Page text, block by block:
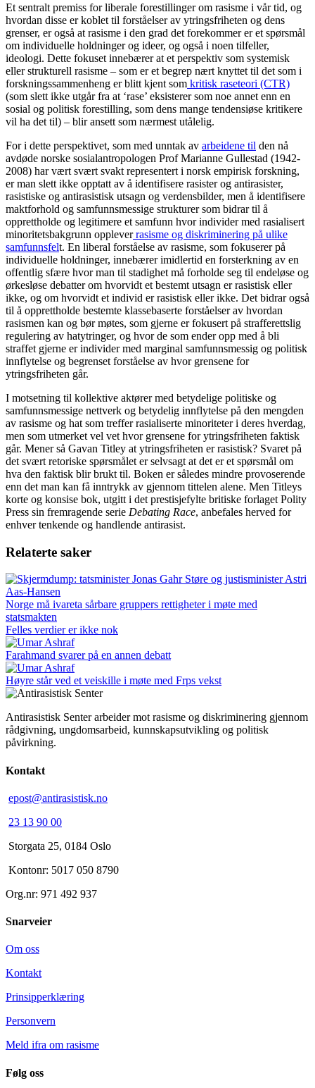
Et sentralt premiss for liberale forestillinger om rasisme i vår tid, og
hvordan disse er koblet til forståelser av ytringsfriheten og dens
grenser, er også at rasisme i den grad det forekommer er et spørsmål
om individuelle holdninger og ideer, og også i noen tilfeller,
ideologi. Dette fokuset innebærer at et perspektiv som systemisk
eller strukturell rasisme – som er et begrep nært knyttet til det som i
forskningssammenheng er blitt kjent som kritisk raseteori (CTR)
(som slett ikke utgår fra at ‘rase’ eksisterer som noe annet enn en
sosial og politisk forestilling, som dens mange tendensiøse kritikere
vil ha det til) – blir ansett som nærmest utålelig.
For i dette perspektivet, som med unntak av arbeidene til den nå
avdøde norske sosialantropologen Prof Marianne Gullestad (1942-
2008) har vært svært svakt representert i norsk empirisk forskning,
er man slett ikke opptatt av å identifisere rasister og antirasister,
rasistiske og antirasistisk utsagn og verdensbilder, men å identifisere
maktforhold og samfunnsmessige strukturer som bidrar til å
opprettholde og legitimere et samfunn hvor individer med rasialisert
minoritetsbakgrunn oppleverrasisme og diskriminering på ulike
samfunnsfelt. En liberal forståelse av rasisme, som fokuserer på
individuelle holdninger, innebærer imidlertid en forsterkning av en
offentlig sfære hvor man til stadighet må forholde seg til endeløse og
ørkesløse debatter om hvorvidt et bestemt utsagn er rasistisk eller
ikke, og om hvorvidt et individ er rasistisk eller ikke. Det bidrar også
til å opprettholde bestemte klassebaserte forståelser av hvordan
rasismen kan og bør møtes, som gjerne er fokusert på strafferettslig
regulering av hatytringer, og hvor de som ender opp med å bli
straffet gjerne er individer med marginal samfunnsmessig og politisk
innflytelse og begrenset forståelse av hvor grensene for
ytringsfriheten går.
I motsetning til kollektive aktører med betydelige politiske og
samfunnsmessige nettverk og betydelig innflytelse på den mengden
av rasisme og hat som treffer rasialiserte minoriteter i deres hverdag,
men som utmerket vel vet hvor grensene for ytringsfriheten faktisk
går. Mener så Gavan Titley at ytringsfriheten er rasistisk? Svaret på
det svært retoriske spørsmålet er selvsagt at det er et spørsmål om
hva den faktisk blir brukt til. Boken er således mindre provoserende
enn det man kan få inntrykk av gjennom tittelen alene. Men Titleys
korte og konsise bok, utgitt i det prestisjefylte britiske forlaget Polity
Press sin fremragende serie Debating Race, anbefales herved for
enhver tenkende og handlende antirasist.
Relaterte saker
Norge må ivareta sårbare gruppers rettigheter i møte med
statsmakten
Felles verdier er ikke nok
Farahmand svarer på en annen debatt
Høyre står ved et veiskille i møte med Frps vekst
Antirasistisk Senter arbeider mot rasisme og diskriminering gjennom
rådgivning, ungdomsarbeid, kunnskapsutvikling og politisk
påvirkning.
Kontakt
epost@antirasistisk.no
23 13 90 00
Storgata 25, 0184 Oslo
Kontonr: 5017 050 8790
Org.nr: 971 492 937
Snarveier
Om oss
Kontakt
Prinsipperklæring
Personvern
Meld ifra om rasisme
Følg oss